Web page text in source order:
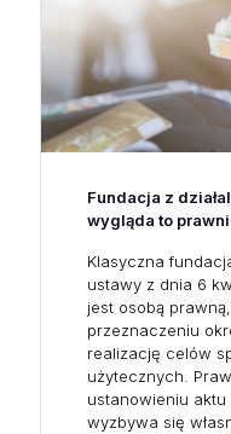
Fundacja z
wygląda to
Klasyczna
ustawy z dnia 6
jest osobą
przeznaczeniu
realizację celów
użytecznych.
ustanowieniu aktu
wyzbywa się